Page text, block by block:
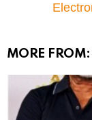
MORE FROM: